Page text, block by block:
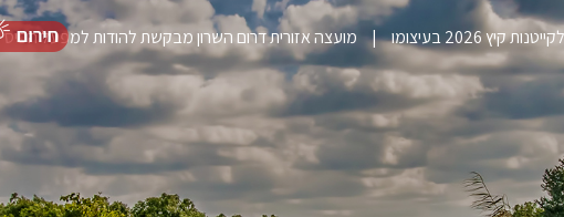
קיץ 2026 בעיצומו מועצה אזורית דרום השרון מבקשת להודות למפעל הפיס